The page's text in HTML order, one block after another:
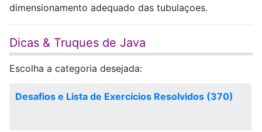
dimensionamento adequado das tubulaçoes.
Dicas & Truques de Java
Escolha a categoria desejada:
Desafios e Lista de Exercícios Resolvidos (370)